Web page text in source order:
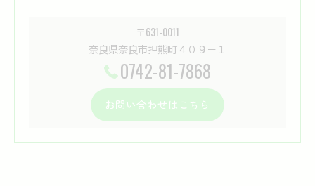
〒631-0011
奈良県奈良市押熊町４０９－１
0742-81-7868
お問い合わせはこちら